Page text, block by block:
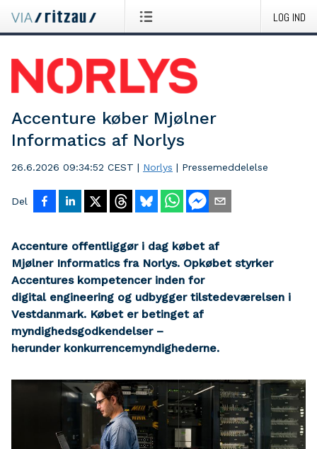
LOG IND
Accenture køber Mjølner
Informatics af Norlys
26.6.2026 09:34:52 CEST | Norlys | Pressemeddelelse
Del
Accenture offentliggør i dag købet af
Mjølner Informatics fra Norlys. Opkøbet styrker
Accentures kompetencer inden for
digital engineering og udbygger tilstedeværelsen i
Vestdanmark. Købet er betinget af
myndighedsgodkendelser –
herunder konkurrencemyndighederne.